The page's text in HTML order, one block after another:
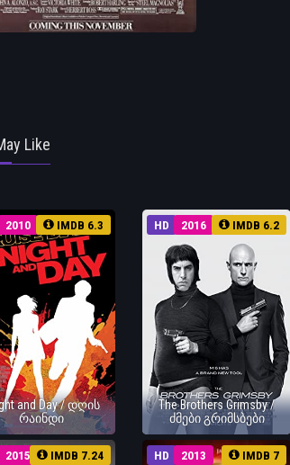
Like
2010 IMDB 6.3
and Day / დღის
რაინდი
HD 2016 IMDB 6.2
The Brothers Grimsby /
ძმები გრიმსბები
2015 IMDB 7.24 HD 2013 IMDB 7